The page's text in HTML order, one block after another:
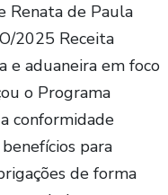
Renata de Paula
2025 Receita
e aduaneira em foco
o Programa
conformidade
para
de forma